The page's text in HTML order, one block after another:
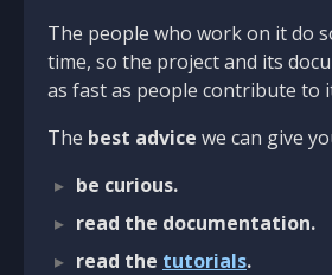
The people who work on it do
time, so the project and its
as fast as people contribute to
The best advice we can give
be curious.
read the documentation.
read the tutorials.